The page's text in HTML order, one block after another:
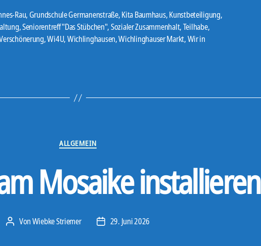
Rau,Grundschule Germanenstraße,Kita Baumhaus,Kunstbeteiligung,
,Seniorentreff "Das Stübchen",Sozialer Zusammenhalt,Teilhabe,
,Wi4U,Wichlinghausen,Wichlinghauser Markt,Wir in
Kategorien
ALLGEMEIN
Mosaike installieren
Beitragsautor
VonWiebke Striemer Veröffentlichungsdatum
29. Juni 2026